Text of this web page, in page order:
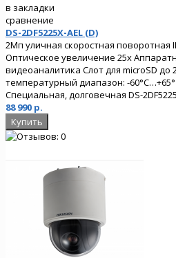
в закладки
сравнение
DS-2DF5225X-AEL (D)
2Мп уличная скоростная
Оптическое увеличение 25х
видеоаналитика Слот для microSD до
температурный диапазон: -
Специальная, долговечная DS-
88 990 р.